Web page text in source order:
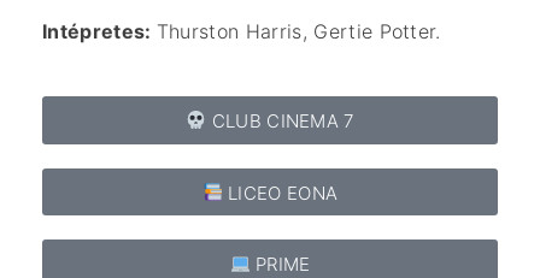
Intépretes: Thurston Harris, Gertie Potter.
CLUB CINEMA 7
LICEO EONA
PRIME